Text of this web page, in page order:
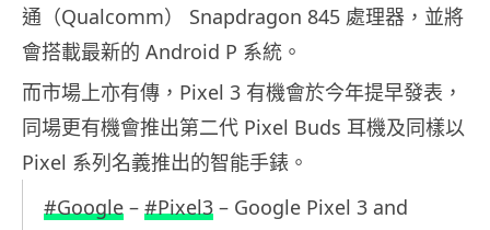
通（Qualcomm） Snapdragon 845 處理器，並將
會搭載最新的 Android P 系統。
而市場上亦有傳，Pixel 3 有機會於今年提早發表，
同場更有機會推出第二代 Pixel Buds 耳機及同樣以
Pixel 系列名義推出的智能手錶。
#Google – #Pixel3 – Google Pixel 3 and